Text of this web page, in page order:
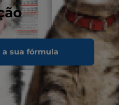
a sua fórmula